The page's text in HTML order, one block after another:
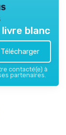
blanc
contacté(e) à
partenaires.